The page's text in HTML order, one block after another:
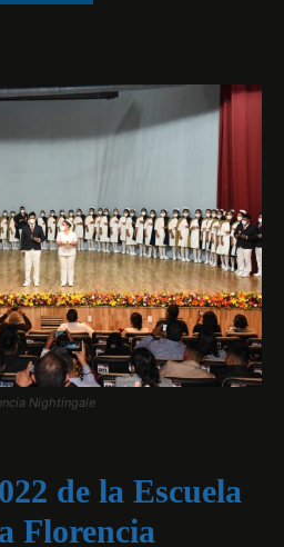
Nightingale
de la Escuela
Florencia